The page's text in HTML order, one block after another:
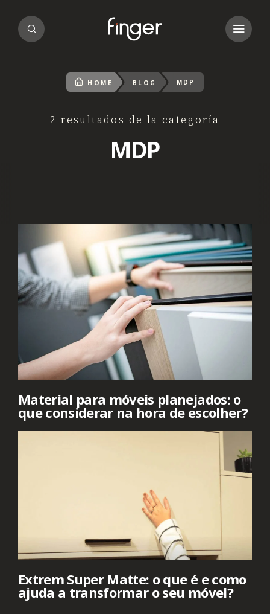
HOME BLOG MDP
2 resultados de la categoría
MDP
Material para móveis planejados: o
que considerar na hora de escolher?
Extrem Super Matte: o que é e como
ajuda a transformar o seu móvel?